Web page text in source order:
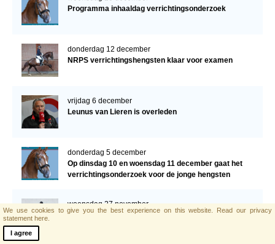
Programma inhaaldag verrichtingsonderzoek
donderdag 12 december
NRPS verrichtingshengsten klaar voor examen
vrijdag 6 december
Leunus van Lieren is overleden
donderdag 5 december
Op dinsdag 10 en woensdag 11 december gaat het
verrichtingsonderzoek voor de jonge hengsten
woensdag 27 november
Crystal Bloemendael veilingtopper
We use cookies to give you the best experience on this website. Read our privacy
statement here.
I agree